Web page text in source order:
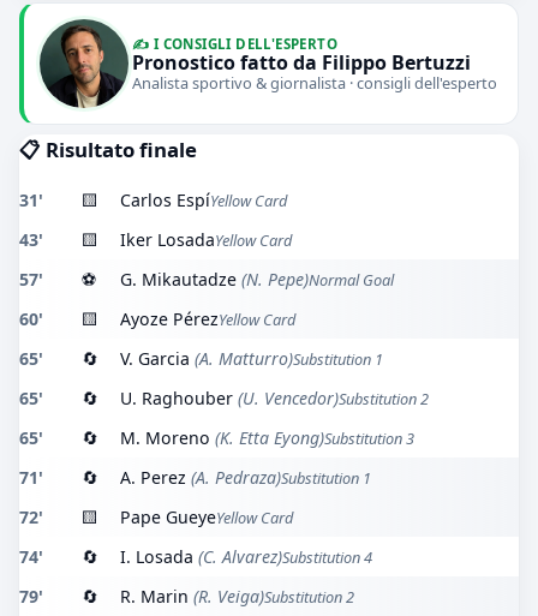
✍️ I CONSIGLI DELL'ESPERTO
Pronostico fatto da Filippo Bertuzzi
Analista sportivo & giornalista · consigli dell'esperto
📋 Risultato finale
31' 🟨 Carlos EspíYellow Card
43' 🟨 Iker LosadaYellow Card
57' ⚽ G. Mikautadze (N. Pepe)Normal Goal
60' 🟨 Ayoze PérezYellow Card
65' 🔄 V. Garcia (A. Matturro)Substitution 1
65' 🔄 U. Raghouber (U. Vencedor)Substitution 2
65' 🔄 M. Moreno (K. Etta Eyong)Substitution 3
71' 🔄 A. Perez (A. Pedraza)Substitution 1
72' 🟨 Pape GueyeYellow Card
74' 🔄 I. Losada (C. Alvarez)Substitution 4
79' 🔄 R. Marin (R. Veiga)Substitution 2